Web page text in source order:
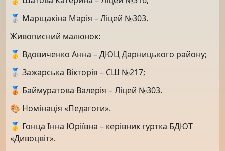
🥈 Марщакіна Марія – Ліцей №303.
Живописний малюнок:
🥇 Вдовиченко Анна – ДЮЦ Дарницького району;
🥈 Зажарська Вікторія – СШ №217;
🥉 Баймуратова Валерія – Ліцей №303.
🎨 Номінація «Педагоги».
🥇 Гонца Інна Юріївна – керівник гуртка БДЮТ
«Дивоцвіт».